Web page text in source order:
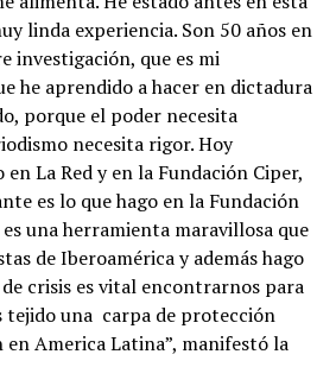
linda experiencia. Son 50 años en
investigación, que es mi
he aprendido a hacer en dictadura
porque el poder necesita
necesita rigor. Hoy
La Red y en la Fundación Ciper,
es lo que hago en la Fundación
una herramienta maravillosa que
de Iberoamérica y además hago
crisis es vital encontrarnos para
tejido una carpa de protección
en America Latina”, manifestó la